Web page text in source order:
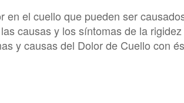
en el cuello que pueden ser
causas y los síntomas de la
y causas del Dolor de Cuello con